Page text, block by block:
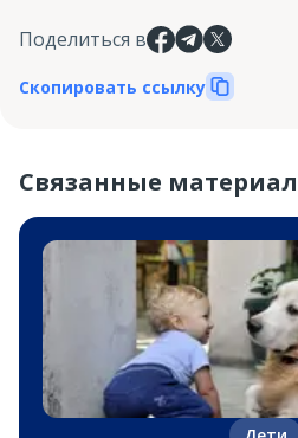
Поделиться в
Скопировать ссылку
Связанные